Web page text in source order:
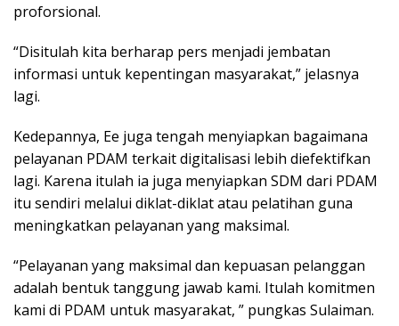
proforsional.
“Disitulah kita berharap pers menjadi jembatan
informasi untuk kepentingan masyarakat,” jelasnya
lagi.
Kedepannya, Ee juga tengah menyiapkan bagaimana
pelayanan PDAM terkait digitalisasi lebih diefektifkan
lagi. Karena itulah ia juga menyiapkan SDM dari PDAM
itu sendiri melalui diklat-diklat atau pelatihan guna
meningkatkan pelayanan yang maksimal.
“Pelayanan yang maksimal dan kepuasan pelanggan
adalah bentuk tanggung jawab kami. Itulah komitmen
kami di PDAM untuk masyarakat, ” pungkas Sulaiman.